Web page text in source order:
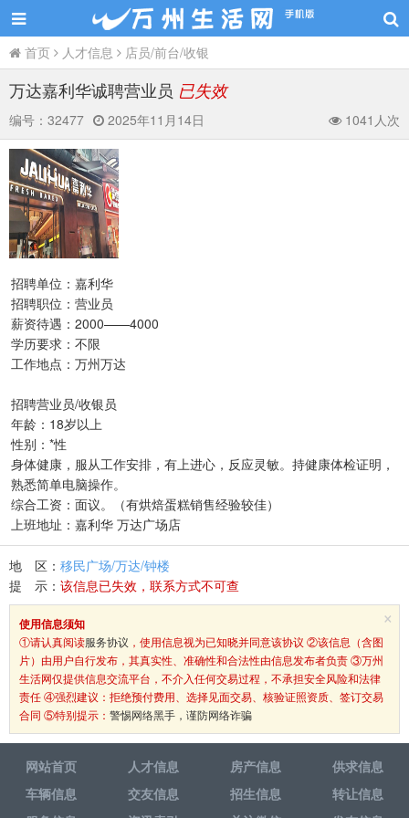
首页 人才信息 店员/前台/收银
万达嘉利华诚聘营业员 已失效
编号： 32477 2025年11月14日 1041人次
招聘单位：嘉利华
招聘职位：营业员
薪资待遇：2000——4000
学历要求：不限
工作地点：万州万达
招聘营业员/收银员
年龄：18岁以上
性别：*性
身体健康，服从工作安排，有上进心，反应灵敏。持健康体检证明，
熟悉简单电脑操作。
综合工资：面议。（有烘焙蛋糕销售经验较佳）
上班地址：嘉利华 万达广场店
地 区： 移民广场/万达/钟楼
提 示： 该信息已失效，联系方式不可查
×
使用信息须知
①请认真阅读服务协议 ，使用信息视为已知晓并同意该协议 ②该信息（含图
片）由用户自行发布，其真实性、准确性和合法性由信息发布者负责 ③万州
生活网仅提供信息交流平台，不介入任何交易过程，不承担安全风险和法律
责任 ④强烈建议：拒绝预付费用、选择见面交易、核验证照资质、签订交易
合同 ⑤特别提示： 警惕网络黑手，谨防网络诈骗
网站首页 人才信息 房产信息
供求信息
车辆信息
交友信息 招生信息
转让信息